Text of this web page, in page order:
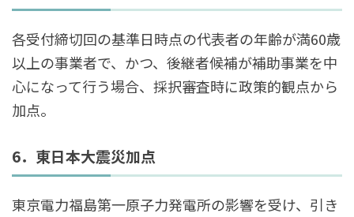
各受付締切回の基準日時点の代表者の年齢が満60歳
以上の事業者で、かつ、後継者候補が補助事業を中
心になって行う場合、採択審査時に政策的観点から
加点。
6．東日本大震災加点
東京電力福島第一原子力発電所の影響を受け、引き